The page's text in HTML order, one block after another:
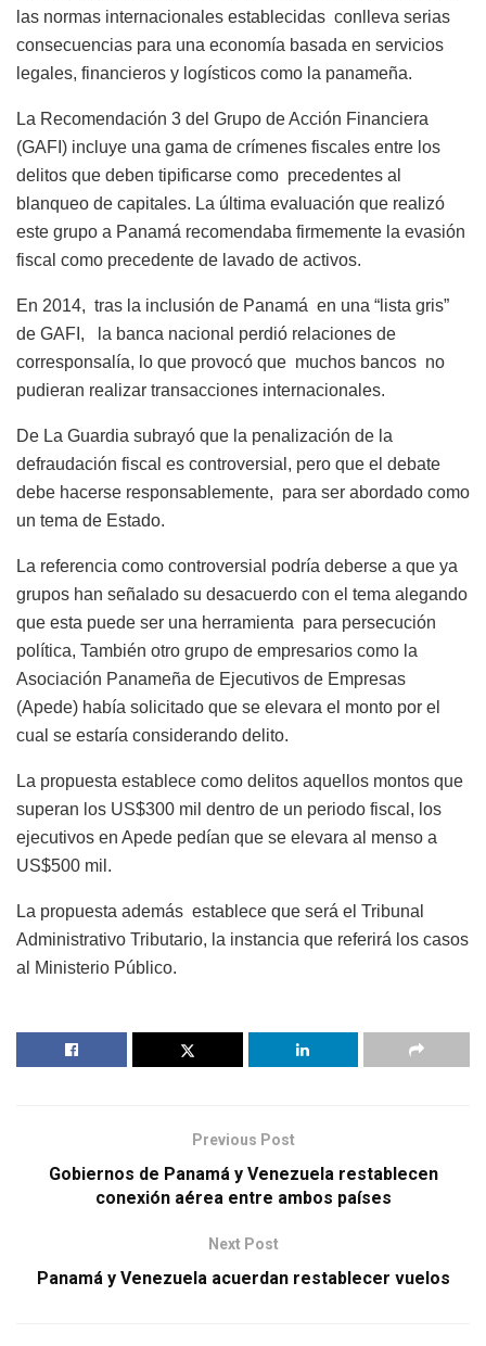
las normas internacionales establecidas conlleva serias
consecuencias para una economía basada en servicios
legales, financieros y logísticos como la panameña.
La Recomendación 3 del Grupo de Acción Financiera
(GAFI) incluye una gama de crímenes fiscales entre los
delitos que deben tipificarse como precedentes al
blanqueo de capitales. La última evaluación que realizó
este grupo a Panamá recomendaba firmemente la evasión
fiscal como precedente de lavado de activos.
En 2014, tras la inclusión de Panamá en una “lista gris”
de GAFI, la banca nacional perdió relaciones de
corresponsalía, lo que provocó que muchos bancos no
pudieran realizar transacciones internacionales.
De La Guardia subrayó que la penalización de la
defraudación fiscal es controversial, pero que el debate
debe hacerse responsablemente, para ser abordado como
un tema de Estado.
La referencia como controversial podría deberse a que ya
grupos han señalado su desacuerdo con el tema alegando
que esta puede ser una herramienta para persecución
política, También otro grupo de empresarios como la
Asociación Panameña de Ejecutivos de Empresas
(Apede) había solicitado que se elevara el monto por el
cual se estaría considerando delito.
La propuesta establece como delitos aquellos montos que
superan los US$300 mil dentro de un periodo fiscal, los
ejecutivos en Apede pedían que se elevara al menso a
US$500 mil.
La propuesta además establece que será el Tribunal
Administrativo Tributario, la instancia que referirá los casos
al Ministerio Público.
Previous Post
Gobiernos de Panamá y Venezuela restablecen
conexión aérea entre ambos países
Next Post
Panamá y Venezuela acuerdan restablecer vuelos